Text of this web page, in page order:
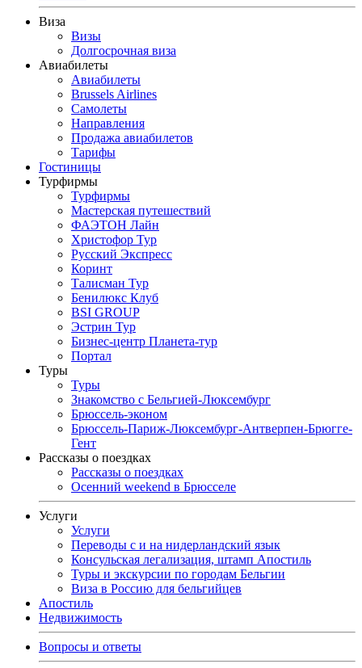
Виза
Визы
Долгосрочная виза
Авиабилеты
Авиабилеты
Brussels Airlines
Самолеты
Направления
Продажа авиабилетов
Тарифы
Гостиницы
Турфирмы
Турфирмы
Мастерская путешествий
ФАЭТОН Лайн
Христофор Тур
Русский Экспресс
Коринт
Талисман Тур
Бенилюкс Клуб
BSI GROUP
Эстрин Тур
Бизнес-центр Планета-тур
Портал
Туры
Туры
Знакомство с Бельгией-Люксембург
Брюссель-эконом
Брюссель-Париж-Люксембург-Антверпен-Брюгге-
Гент
Рассказы о поездках
Рассказы о поездках
Осенний weekend в Брюсселе
Услуги
Услуги
Переводы с и на нидерландский язык
Консульская легализация, штамп Апостиль
Туры и экскурсии по городам Бельгии
Виза в Россию для бельгийцев
Апостиль
Недвижимость
Вопросы и ответы